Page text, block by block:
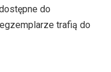
do
trafią do